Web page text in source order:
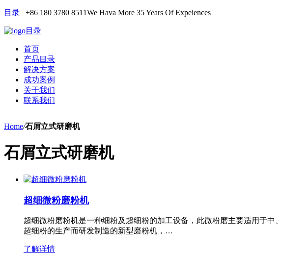
目录 +86 180 3780 8511We Hava More 35 Years Of Expeiences
目录
首页
产品目录
解决方案
成功案例
关于我们
联系我们
Home/石屑立式研磨机
石屑立式研磨机
超细微粉磨粉机
超细微粉磨粉机是一种细粉及超细粉的加工设备，此微粉磨主要适用于中
超细粉的生产而研发制造的新型磨粉机，…
了解详情